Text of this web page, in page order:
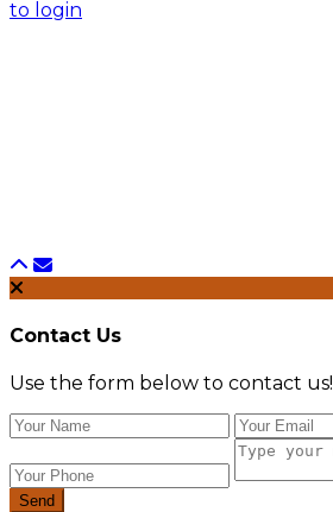
to login
Contact Us
Use the form below to contact us!
Send